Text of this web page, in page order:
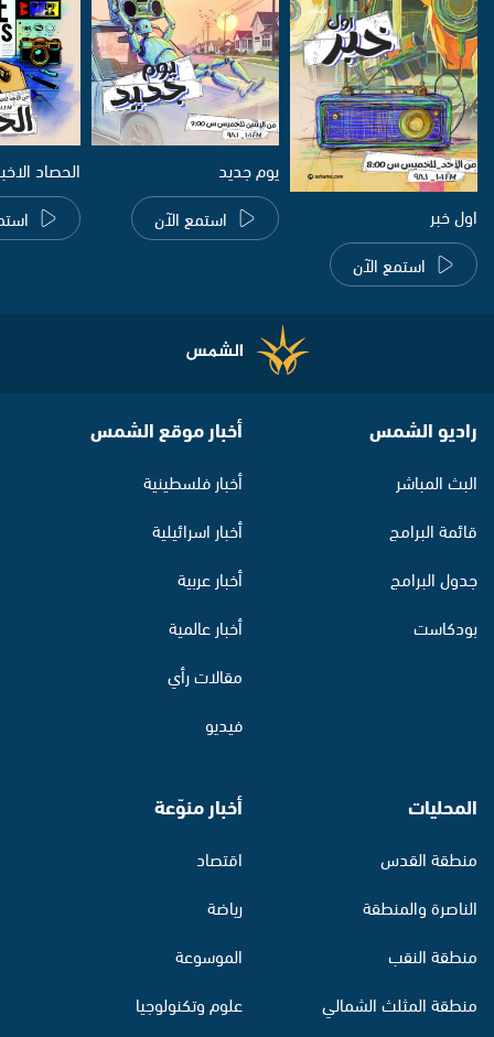
اول خبر
استمع الآن
يوم جديد
استمع الآن
الحصاد
راديو الشمس
البث المباشر
قائمة البرامج
جدول البرامج
بودكاست
أخبار موقع الشمس
أخبار فلسطينية
أخبار اسرائيلية
أخبار عربية
أخبار عالمية
مقالات رأي
فيديو
المحليات
منطقة القدس
الناصرة والمنطقة
منطقة النقب
منطقة المثلث الشمالي
أخبار منوّعة
اقتصاد
رياضة
الموسوعة
علوم وتكنولوجيا